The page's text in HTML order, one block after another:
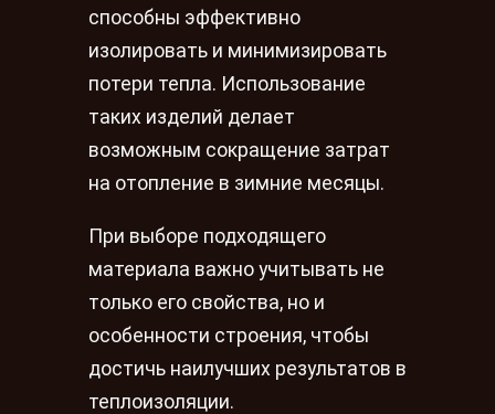
способны эффективно
изолировать и минимизировать
потери тепла. Использование
таких изделий делает
возможным сокращение затрат
на отопление в зимние месяцы.
При выборе подходящего
материала важно учитывать не
только его свойства, но и
особенности строения, чтобы
достичь наилучших результатов в
теплоизоляции.